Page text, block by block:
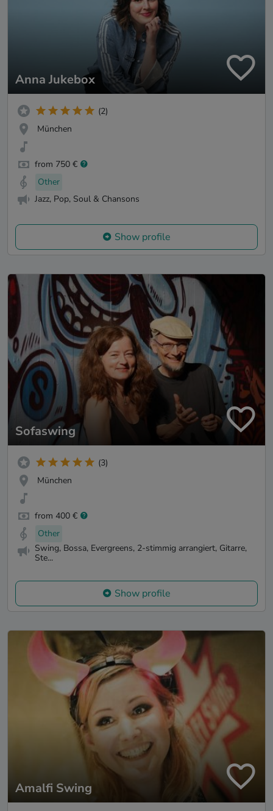
Anna Jukebox
(2)
München
from 750 €
Other
Jazz, Pop, Soul & Chansons
Show profile
Sofaswing
(3)
München
from 400 €
Other
Swing, Bossa, Evergreens, 2-stimmig arrangiert, Gitarre,
Ste...
Show profile
Amalfi Swing